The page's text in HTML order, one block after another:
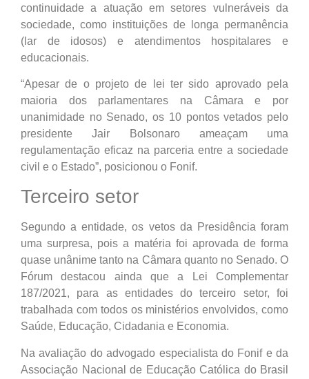
continuidade a atuação em setores vulneráveis da
sociedade, como instituições de longa permanência
(lar de idosos) e atendimentos hospitalares e
educacionais.
“Apesar de o projeto de lei ter sido aprovado pela
maioria dos parlamentares na Câmara e por
unanimidade no Senado, os 10 pontos vetados pelo
presidente Jair Bolsonaro ameaçam uma
regulamentação eficaz na parceria entre a sociedade
civil e o Estado”, posicionou o Fonif.
Terceiro setor
Segundo a entidade, os vetos da Presidência foram
uma surpresa, pois a matéria foi aprovada de forma
quase unânime tanto na Câmara quanto no Senado. O
Fórum destacou ainda que a Lei Complementar
187/2021, para as entidades do terceiro setor, foi
trabalhada com todos os ministérios envolvidos, como
Saúde, Educação, Cidadania e Economia.
Na avaliação do advogado especialista do Fonif e da
Associação Nacional de Educação Católica do Brasil